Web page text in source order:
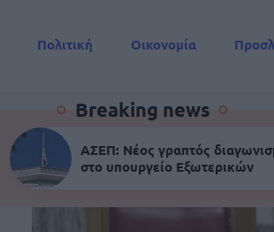
Πολιτική Οικονομία
Breaking news
ΑΣΕΠ: Νέος γραπτός
στο υπουργείο Εξωτερικών